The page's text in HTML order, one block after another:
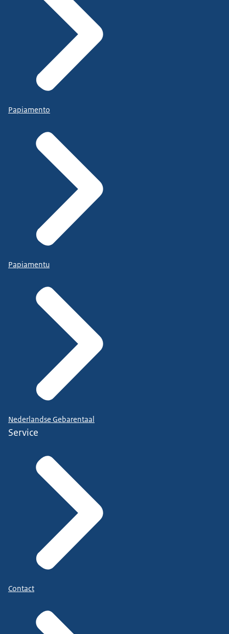
Papiamento
Papiamentu
Nederlandse Gebarentaal
Service
Contact